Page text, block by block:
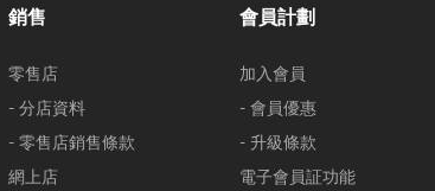
銷售
零售店
- 分店資料
- 零售店銷售條款
網上店
會員計劃
加入會員
- 會員優惠
- 升級條款
電子會員証功能